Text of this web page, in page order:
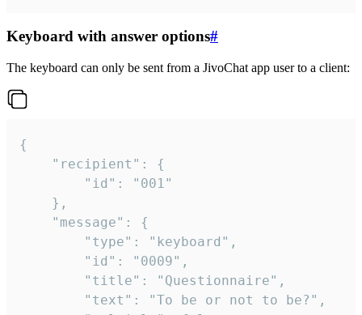
Keyboard with answer options#
The keyboard can only be sent from a JivoChat app user to a client:
{